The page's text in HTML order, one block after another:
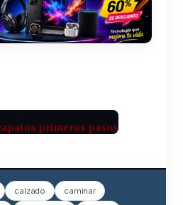
primeros pasos
calzado caminar